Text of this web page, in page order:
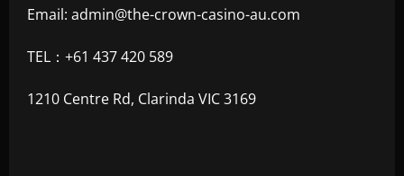
Email: admin@the-crown-casino-au.com
TEL：+61 437 420 589
1210 Centre Rd, Clarinda VIC 3169